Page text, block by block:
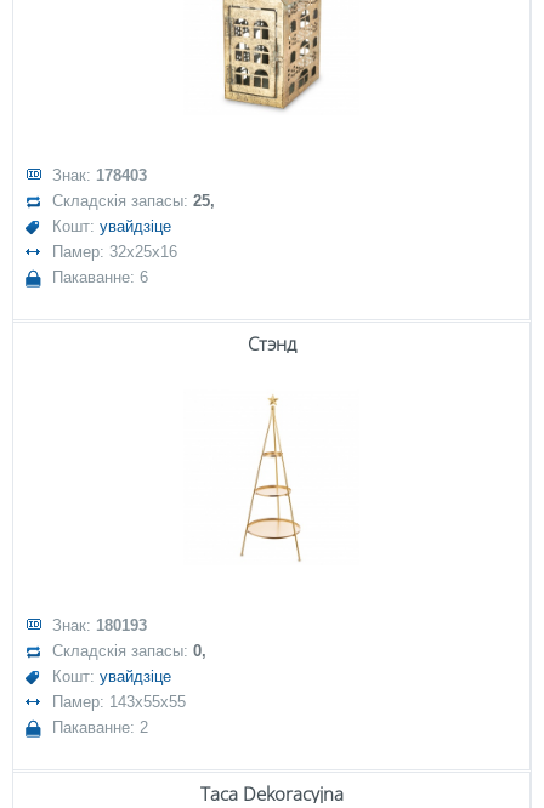
Знак: 178403
Складскія запасы:25,
Кошт:увайдзіце
Памер: 32x25x16
Пакаванне: 6
Стэнд
Знак: 180193
Складскія запасы:0,
Кошт:увайдзіце
Памер: 143x55x55
Пакаванне: 2
Taca Dekoracyjna